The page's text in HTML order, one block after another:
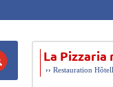
La
››Restauration